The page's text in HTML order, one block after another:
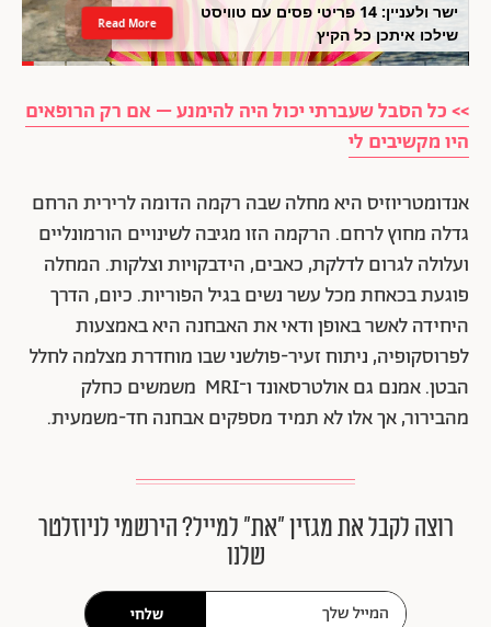
ישר ולעניין: 14 פריטי פסים עם טוויסט
שילכו איתכן כל הקיץ
Read More
>> כל הסבל שעברתי יכול היה להימנע – אם רק הרופאים
היו מקשיבים לי
אנדומטריוזיס היא מחלה שבה רקמה הדומה לרירית הרחם
גדלה מחוץ לרחם. הרקמה הזו מגיבה לשינויים הורמונליים
ועלולה לגרום לדלקת, כאבים, הידבקויות וצלקות. המחלה
פוגעת בכאחת מכל עשר נשים בגיל הפוריות. כיום, הדרך
היחידה לאשר באופן ודאי את האבחנה היא באמצעות
לפרוסקופיה, ניתוח זעיר-פולשני שבו מוחדרת מצלמה לחלל
הבטן. אמנם גם אולטרסאונד ו־MRI משמשים כחלק
מהבירור, אך אלו לא תמיד מספקים אבחנה חד-משמעית.
רוצה לקבל את מגזין ״את״ למייל? הירשמי לניוזלטר
שלנו
שלחי